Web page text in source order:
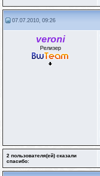
07.07.2010, 09:26
veroni
Релизер
2 пользователя(ей) сказали
cпасибо: